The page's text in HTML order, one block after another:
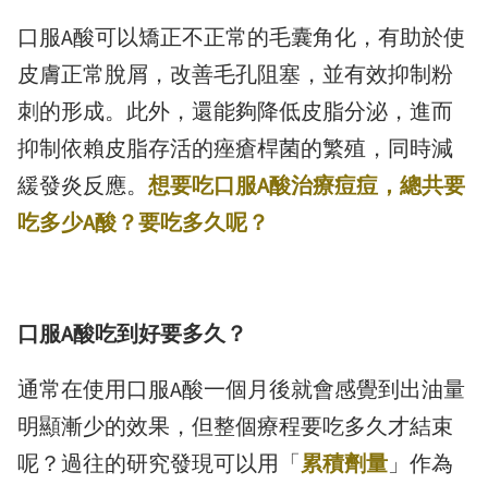
口服A酸可以矯正不正常的毛囊角化，有助於使
皮膚正常脫屑，改善毛孔阻塞，並有效抑制粉
刺的形成。此外，還能夠降低皮脂分泌，進而
抑制依賴皮脂存活的痤瘡桿菌的繁殖，同時減
緩發炎反應。 想要吃口服A酸治療痘痘，總共要
吃多少A酸？要吃多久呢？
口服A酸吃到好要多久？
通常在使用口服A酸一個月後就會感覺到出油量
明顯漸少的效果，但整個療程要吃多久才結束
呢？過往的研究發現可以用「累積劑量 」作為